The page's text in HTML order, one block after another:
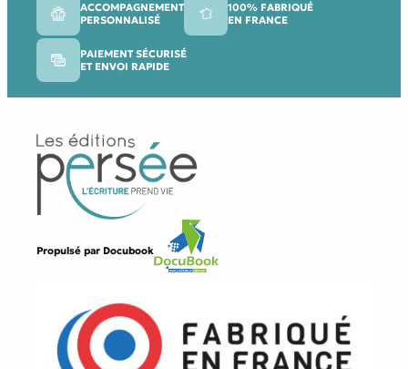
ACCOMPAGNEMENT
PERSONNALISÉ
100% FABRIQUÉ
EN FRANCE
PAIEMENT SÉCURISÉ
ET ENVOI RAPIDE
Propulsé par Docubook